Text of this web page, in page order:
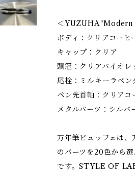
＜YUZUHA 'Modern
ボディ：クリアコーヒ
キャップ：クリア
頭冠：クリアバイオレ
尾栓：ミルキーラベン
ペン先首軸：クリアコ
メタルパーツ：シルバ
万年筆ビュッフェは
のパーツを20色から
です。STYLE OF